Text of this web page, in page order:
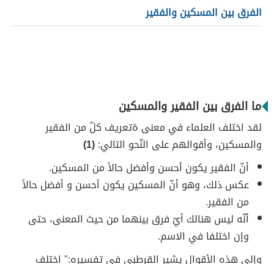
الفرق بين المسكين والفقير
ما الفرق بين الفقير والمسكين
لقد اختلف العلماء في معنى ةتعريف كلّ من الفقير
والمسكين، وأقوالهم على النّحو التالي:(1)
أنّ الفقير يكون أحسن وأفضل حالاً من المسكين.
عكس ذلك، وهو أنّ المسكين يكون أحسن و أفضل حالاً
من الفقير.
أنّه ليس هنالك أيّ فرق بينهما من حيث المعنى، حتى
وإن اختلفا في الاسم.
وإلى هذه الأقوال يشير القرطبي في تفسيره:" اختلف